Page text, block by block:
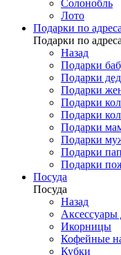
Солонобль
Лото
Подарки по
Подарки по
Назад
Подарки
Подарки
Подарки
Подарки
Подарки
Подарки
Подарки
Подарки
Подарки
Посуда
Посуда
Назад
Аксессуары
Икорницы
Кофейные
Кубки